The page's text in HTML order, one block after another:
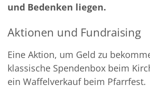
und Bedenken liegen.
Aktionen und Fundraising
Eine Aktion, um Geld zu
klassische Spendenbox beim
ein Waffelverkauf beim Pfarrfest.